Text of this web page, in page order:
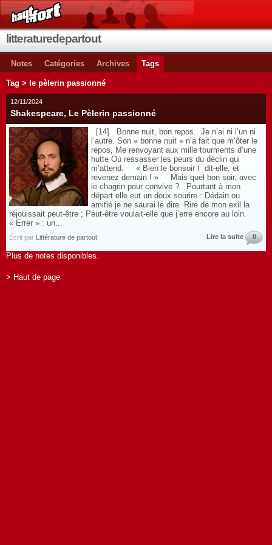
litteraturedepartout
Notes Catégories Archives Tags
Tag > le pèlerin passionné
12/11/2024
Shakespeare, Le Pèlerin passionné
[14] Bonne nuit, bon repos.. Je n’ai ni l’un ni
l’autre. Son « bonne nuit » n’a fait que m’ôter le
repos, Me renvoyant aux mille tourments d’une
hutte Où ressasser les peurs du déclin qui
m’attend. « Bien le bonsoir ! dit-elle, et
revenez demain ! » Mais quel bon soir, avec
le chagrin pour convive ? Pourtant à mon
départ elle eut un doux sourire : Dédain ou
amitié je ne saurai le dire. Rire de mon exil la
réjouissait peut-être ; Peut-être voulait-elle que j’erre encore au loin.
« Errer » : un...
Écrit par Littérature de partout Lire la suite 0
Plus de notes disponibles.
> Haut de page